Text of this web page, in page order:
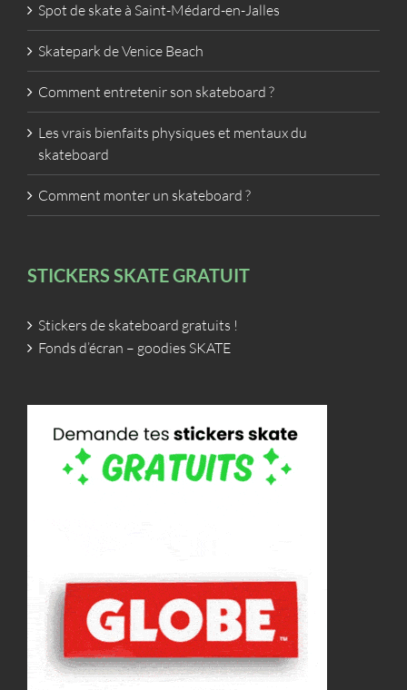
Spot de skate à Saint-Médard-en-Jalles
Skatepark de Venice Beach
Comment entretenir son skateboard ?
Les vrais bienfaits physiques et mentaux du
skateboard
Comment monter un skateboard ?
STICKERS SKATE GRATUIT
Stickers de skateboard gratuits !
Fonds d’écran – goodies SKATE